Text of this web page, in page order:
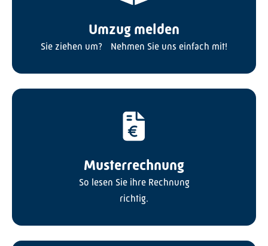
Umzug melden
Sie ziehen um? Nehmen Sie uns einfach mit!
Musterrechnung
So lesen Sie ihre Rechnung
richtig.